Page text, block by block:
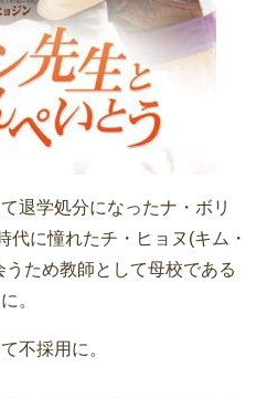
退学処分になったナ・ボリ
代に憧れたチ・ヒョヌ(キム・
ため教師として母校である
。
不採用に。